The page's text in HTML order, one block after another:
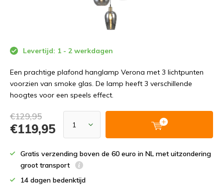
Levertijd: 1 - 2 werkdagen
Een prachtige plafond hanglamp Verona met 3 lichtpunten
voorzien van smoke glas. De lamp heeft 3 verschillende
hoogtes voor een speels effect.
€129,95
€119,95
Gratis verzending boven de 60 euro in NL met uitzondering
groot transport
14 dagen bedenktijd